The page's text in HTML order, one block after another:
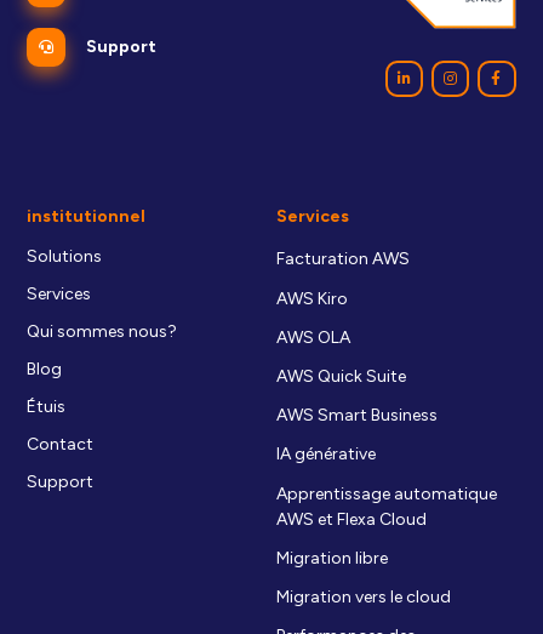
Support
institutionnel
Solutions
Services
Qui sommes nous?
Blog
Étuis
Contact
Support
Services
Facturation AWS
AWS Kiro
AWS OLA
AWS Quick Suite
AWS Smart Business
IA générative
Apprentissage automatique
AWS et Flexa Cloud
Migration libre
Migration vers le cloud